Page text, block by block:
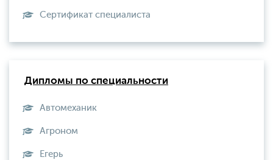
Сертификат специалиста
Дипломы по специальности
Автомеханик
Агроном
Егерь